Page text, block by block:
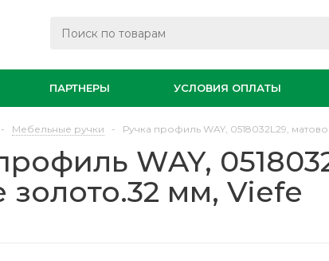
ПАРТНЕРЫ УСЛОВИЯ ОПЛАТЫ
- Мебельные ручки - Ручка профиль WAY, 0518032L29,
WAY,
золото.32 мм, Viefe